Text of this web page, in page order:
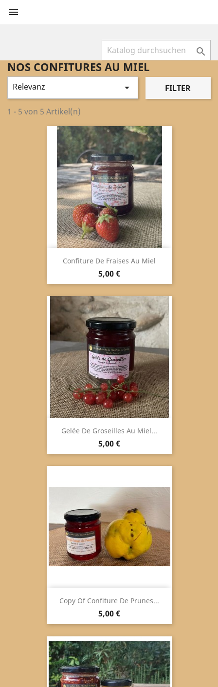


NOS CONFITURES AU MIEL
Relevanz  FILTER
1 - 5 von 5 Artikel(n)
Confiture De Fraises Au Miel
Preis
5,00 €
Gelée De Groseilles Au Miel...
Preis
5,00 €
Copy Of Confiture De Prunes...
Preis
5,00 €